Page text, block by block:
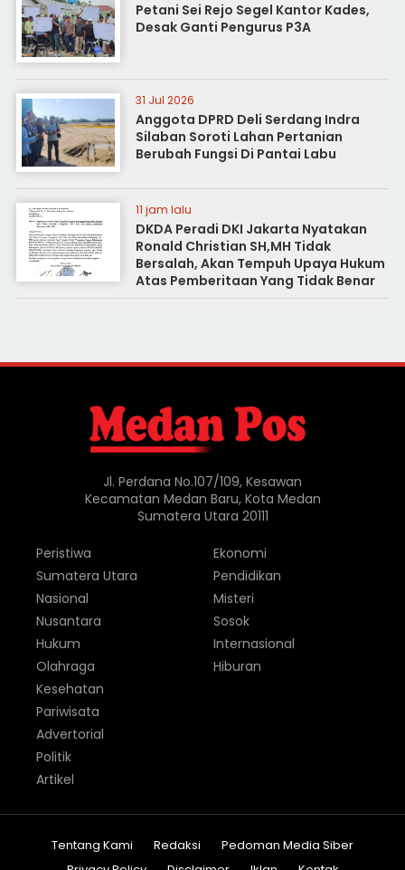
Petani Sei Rejo Segel Kantor Kades,
Desak Ganti Pengurus P3A
31 Jul 2026
Anggota DPRD Deli Serdang Indra
Silaban Soroti Lahan Pertanian
Berubah Fungsi Di Pantai Labu
11 jam lalu
DKDA Peradi DKI Jakarta Nyatakan
Ronald Christian SH,MH Tidak
Bersalah, Akan Tempuh Upaya Hukum
Atas Pemberitaan Yang Tidak Benar
Jl. Perdana No.107/109, Kesawan
Kecamatan Medan Baru, Kota Medan
Sumatera Utara 20111
Peristiwa
Sumatera Utara
Nasional
Nusantara
Hukum
Olahraga
Ekonomi
Pendidikan
Misteri
Sosok
Internasional
Hiburan
Kesehatan
Pariwisata
Advertorial
Politik
Artikel
Tentang Kami Redaksi
Pedoman Media Siber